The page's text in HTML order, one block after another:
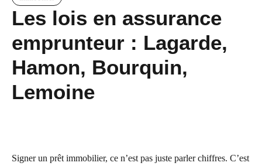
Les lois en assurance
emprunteur : Lagarde,
Hamon, Bourquin,
Lemoine
Signer un prêt immobilier, ce n’est pas juste parler chiffres. C’est